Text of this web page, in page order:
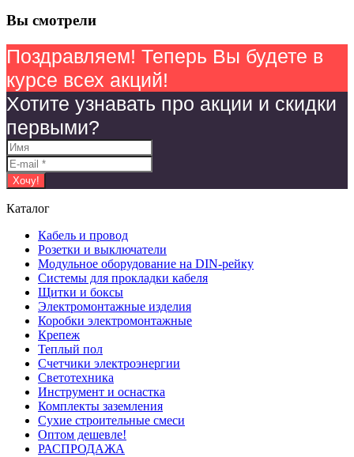
Вы смотрели
Поздравляем! Теперь Вы будете в
курсе всех акций!
Хотите узнавать про акции и скидки
первыми?
Каталог
Кабель и провод
Розетки и выключатели
Модульное оборудование на DIN-рейку
Системы для прокладки кабеля
Щитки и боксы
Электромонтажные изделия
Коробки электромонтажные
Крепеж
Теплый пол
Счетчики электроэнергии
Светотехника
Инструмент и оснастка
Комплекты заземления
Сухие строительные смеси
Оптом дешевле!
РАСПРОДАЖА